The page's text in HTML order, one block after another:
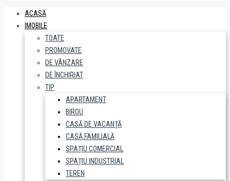
ACASĂ
IMOBILE
TOATE
PROMOVATE
DE VÂNZARE
DE ÎNCHIRIAT
TIP
APARTAMENT
BIROU
CASĂ DE VACANȚĂ
CASĂ FAMILIALĂ
SPAȚIU COMERCIAL
SPAȚIU INDUSTRIAL
TEREN